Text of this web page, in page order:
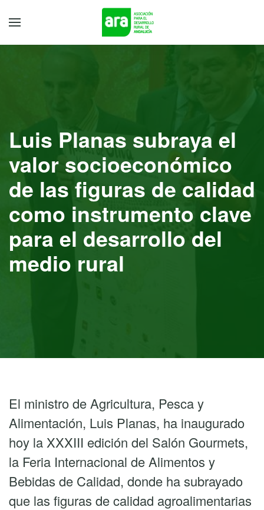
Luis Planas subraya el
valor socioeconómico
de las figuras de calidad
como instrumento clave
para el desarrollo del
medio rural
El ministro de Agricultura, Pesca y
Alimentación, Luis Planas, ha inaugurado
hoy la XXXIII edición del Salón Gourmets,
la Feria Internacional de Alimentos y
Bebidas de Calidad, donde ha subrayado
que las figuras de calidad agroalimentarias